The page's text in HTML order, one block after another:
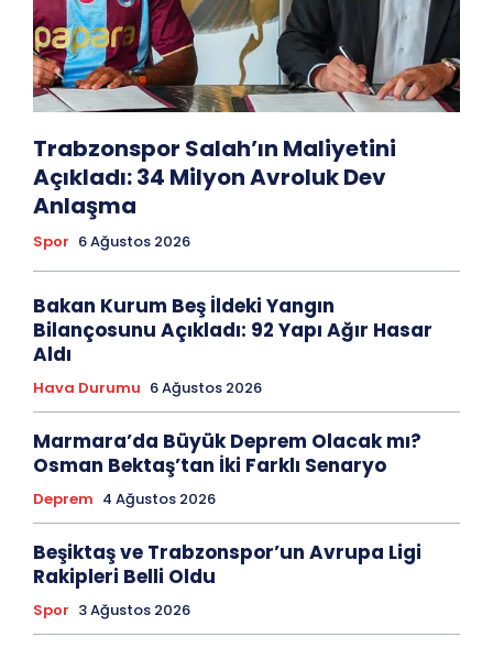
Trabzonspor Salah’ın Maliyetini
Açıkladı: 34 Milyon Avroluk Dev
Anlaşma
Spor 6 Ağustos 2026
Bakan Kurum Beş İldeki Yangın
Bilançosunu Açıkladı: 92 Yapı Ağır Hasar
Aldı
Hava Durumu 6 Ağustos 2026
Marmara’da Büyük Deprem Olacak mı?
Osman Bektaş’tan İki Farklı Senaryo
Deprem 4 Ağustos 2026
Beşiktaş ve Trabzonspor’un Avrupa Ligi
Rakipleri Belli Oldu
Spor 3 Ağustos 2026